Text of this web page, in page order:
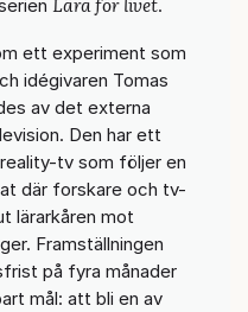
.
ett experiment som
idégivaren Tomas
av det externa
Den har ett
tv som följer en
där forskare och tv-
lärarkåren mot
Framställningen
på fyra månader
mål: att bli en av